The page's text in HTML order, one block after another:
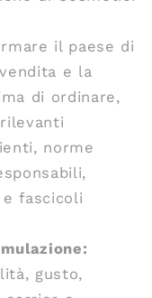
il paese di
e la
di ordinare,
norme
e fascicoli
gusto,